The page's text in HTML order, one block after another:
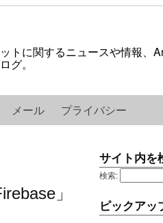
トに関するニュースや情報、
グ。
メール プライバシー
」
サイト内を
検索:
ピックアッ